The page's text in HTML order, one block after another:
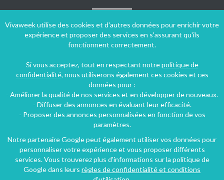
Vivaweek utilise des cookies et d'autres données pour enrichir votre
expérience et proposer des services en s'assurant qu'ils
fonctionnent correctement.
Si vous acceptez, tout en respectant notrepolitique de
confidentialité, nous utiliserons également ces cookies et ces
données pour :
- Améliorer la qualité de nos services et en développer de nouveaux.
- Diffuser des annonces en évaluant leur efficacité.
- Proposer des annonces personnalisées en fonction de vos
paramètres.
Notre partenaire Google peut également utiliser vos données pour
personnaliser votre expérience et vous proposer différents
services. Vous trouverez plus d'informations sur la politique de
Google dans leurs règles de confidentialité et conditions
Conditions générales d'utilisation- Politique de confidentialité
Copyright © 2009 ‐ 2026 Vivaweek ‐ Tous droits réservés ‐
Dernière mise à jour du site : 08 août 2026